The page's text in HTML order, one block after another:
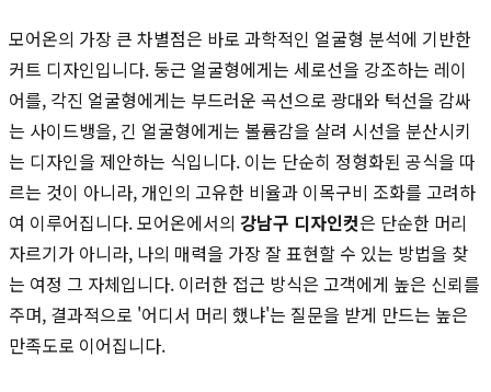
모어온의 가장 큰 차별점은 바로 과학적인 얼굴형 분석에 기반한
커트 디자인입니다. 둥근 얼굴형에게는 세로선을 강조하는 레이
어를, 각진 얼굴형에게는 부드러운 곡선으로 광대와 턱선을 감싸
는 사이드뱅을, 긴 얼굴형에게는 볼륨감을 살려 시선을 분산시키
는 디자인을 제안하는 식입니다. 이는 단순히 정형화된 공식을 따
르는 것이 아니라, 개인의 고유한 비율과 이목구비 조화를 고려하
여 이루어집니다. 모어온에서의 강남구 디자인컷은 단순한 머리
자르기가 아니라, 나의 매력을 가장 잘 표현할 수 있는 방법을 찾
는 여정 그 자체입니다. 이러한 접근 방식은 고객에게 높은 신뢰를
주며, 결과적으로 '어디서 머리 했냐'는 질문을 받게 만드는 높은
만족도로 이어집니다.